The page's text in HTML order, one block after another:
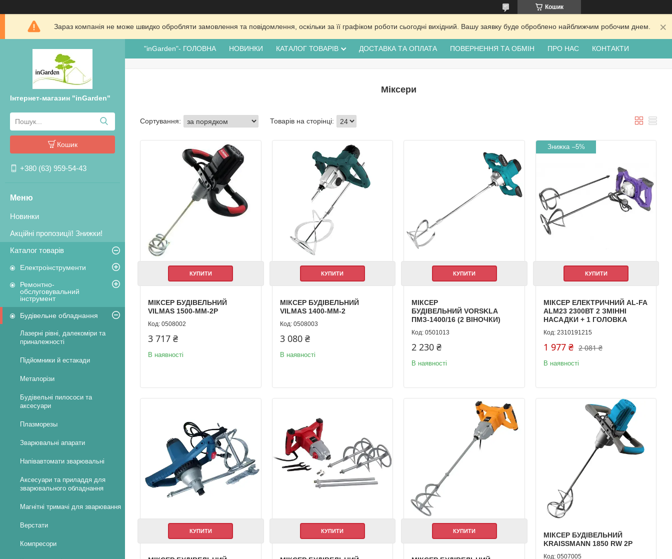
Кошик
Зараз компанія не може швидко обробляти замовлення та повідомлення, оскільки за її графіком роботи сьогодні вихідний. Вашу заявку буде оброблено найближчим робочим днем.
Інтернет-магазин "inGarden"
Кошик
+380 (63) 959-54-43
Новинки
Акційні пропозиції! Знижки!
Каталог товарів
Електроінструменти
Ремонтно-
обслуговувальний
інструмент
Будівельне обладнання
Лазерні рівні, далекоміри та
приналежності
Підйомники й естакади
Металорізи
Будівельні пилососи та
аксесуари
Плазморезы
Зварювальні апарати
Напівавтомати зварювальні
Аксесуари та приладдя для
зварювального обладнання
Магнітні тримачі для зварювання
Верстати
Компресори
"inGarden"- ГОЛОВНА НОВИНКИ КАТАЛОГ ТОВАРІВ ДОСТАВКА ТА ОПЛАТА ПОВЕРНЕННЯ ТА ОБМІН ПРО НАС КОНТАКТИ
Міксери
КУПИТИ
МІКСЕР БУДІВЕЛЬНИЙ
VILMAS 1500-MM-2P
0508002
3 717 ₴
В наявності
КУПИТИ
МІКСЕР БУДІВЕЛЬНИЙ
VILMAS 1400-MM-2
0508003
3 080 ₴
В наявності
КУПИТИ
МІКСЕР
БУДІВЕЛЬНИЙ VORSKLA
ПМЗ-1400/16 (2 ВІНОЧКИ)
0501013
2 230 ₴
В наявності
–5%
КУПИТИ
МІКСЕР ЕЛЕКТРИЧНИЙ AL-FA
ALM23 2300ВТ 2 ЗМІННІ
НАСАДКИ + 1 ГОЛОВКА
2310191215
2 081 ₴
1 977 ₴
В наявності
КУПИТИ КУПИТИ КУПИТИ
МІКСЕР БУДІВЕЛЬНИЙ
KRAISSMANN 1850 RW 2P
0507005